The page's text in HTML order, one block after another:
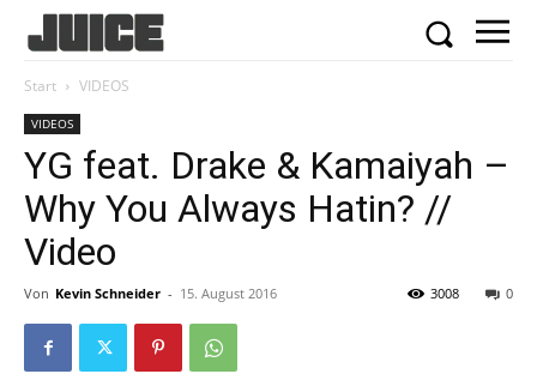
Start VIDEOS
VIDEOS
YG feat. Drake & Kamaiyah –
Why You Always Hatin? //
Video
Von Kevin Schneider - 15. August 2016 0
3008